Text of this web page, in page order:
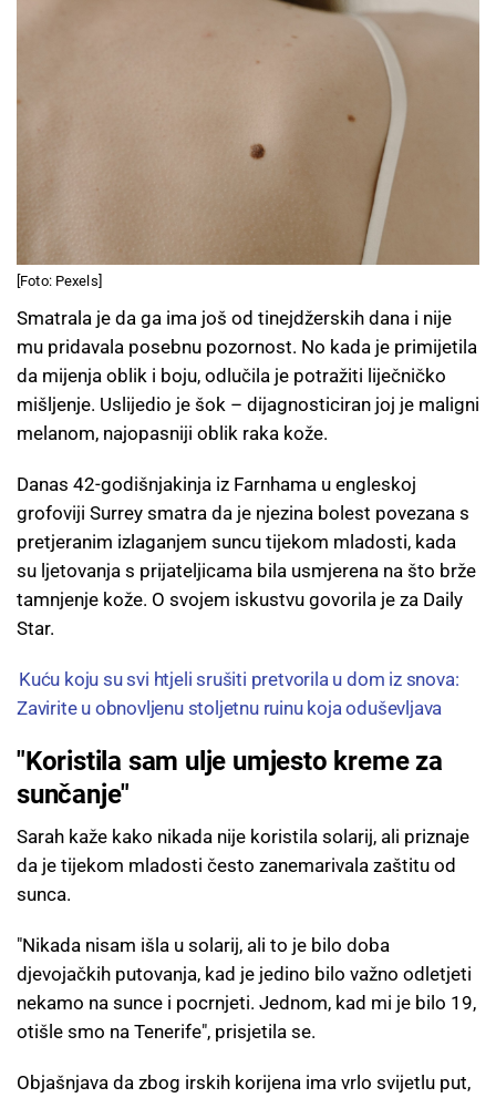
[Foto: Pexels]
Smatrala je da ga ima još od tinejdžerskih dana i nije
mu pridavala posebnu pozornost. No kada je primijetila
da mijenja oblik i boju, odlučila je potražiti liječničko
mišljenje. Uslijedio je šok – dijagnosticiran joj je maligni
melanom, najopasniji oblik raka kože.
Danas 42-godišnjakinja iz Farnhama u engleskoj
grofoviji Surrey smatra da je njezina bolest povezana s
pretjeranim izlaganjem suncu tijekom mladosti, kada
su ljetovanja s prijateljicama bila usmjerena na što brže
tamnjenje kože. O svojem iskustvu govorila je za Daily
Star.
Kuću koju su svi htjeli srušiti pretvorila u dom iz snova:
Zavirite u obnovljenu stoljetnu ruinu koja oduševljava
"Koristila sam ulje umjesto kreme za
sunčanje"
Sarah kaže kako nikada nije koristila solarij, ali priznaje
da je tijekom mladosti često zanemarivala zaštitu od
sunca.
"Nikada nisam išla u solarij, ali to je bilo doba
djevojačkih putovanja, kad je jedino bilo važno odletjeti
nekamo na sunce i pocrnjeti. Jednom, kad mi je bilo 19,
otišle smo na Tenerife", prisjetila se.
Objašnjava da zbog irskih korijena ima vrlo svijetlu put,